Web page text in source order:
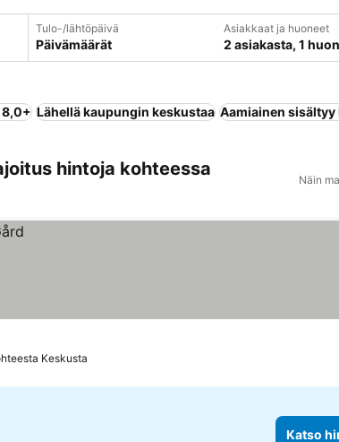
Tulo-/lähtöpäivä
Päivämäärät
Asiakkaat ja huoneet
2 asiakasta, 1
8,0+ Lähellä kaupungin keskustaa Aamiainen sisältyy
hintoja kohteessa
Näin
Keskusta
Katso